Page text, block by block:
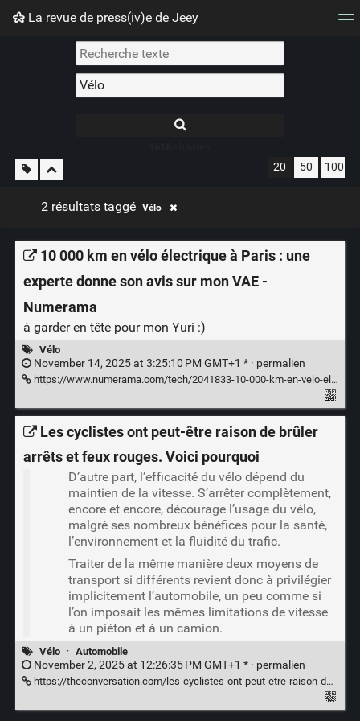
La revue de press(iv)e de Jeey
Nuage de tags Mur d'images
20 50 100
2 résultats taggé Vélo
10 000 km en vélo électrique à Paris : une
experte donne son avis sur mon VAE -
Numerama
à garder en tête pour mon Yuri :)
Vélo
November 14, 2025 at 3:25:10 PM GMT+1 * · permalien
https://www.numerama.com/tech/2041833-10-000-km-en-velo-electrique-a-paris-une-experte-donne-son-avis-sur-mon-vae.html
Les cyclistes ont peut-être raison de brûler
arrêts et feux rouges. Voici pourquoi
D’autre part, l’efficacité du vélo dépend du
maintien de la vitesse. S’arrêter complètement,
encore et encore, décourage l’usage du vélo,
malgré ses nombreux bénéfices pour la santé,
l’environnement et la fluidité du trafic.
Traiter de la même manière deux moyens de
transport si différents revient donc à privilégier
implicitement l’automobile, un peu comme si
l’on imposait les mêmes limitations de vitesse
à un piéton et à un camion.
Vélo · Automobile
November 2, 2025 at 12:26:35 PM GMT+1 * · permalien
https://theconversation.com/les-cyclistes-ont-peut-etre-raison-de-bruler-arrets-et-feux-rouges-voici-pourquoi-265049